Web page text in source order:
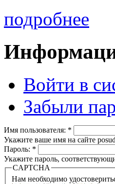
подробнее
Войти в
Забыли
Имя пользователя: *
Укажите ваше имя на сайте
Пароль: *
Укажите пароль,
CAPTCHA
Нам необходимо